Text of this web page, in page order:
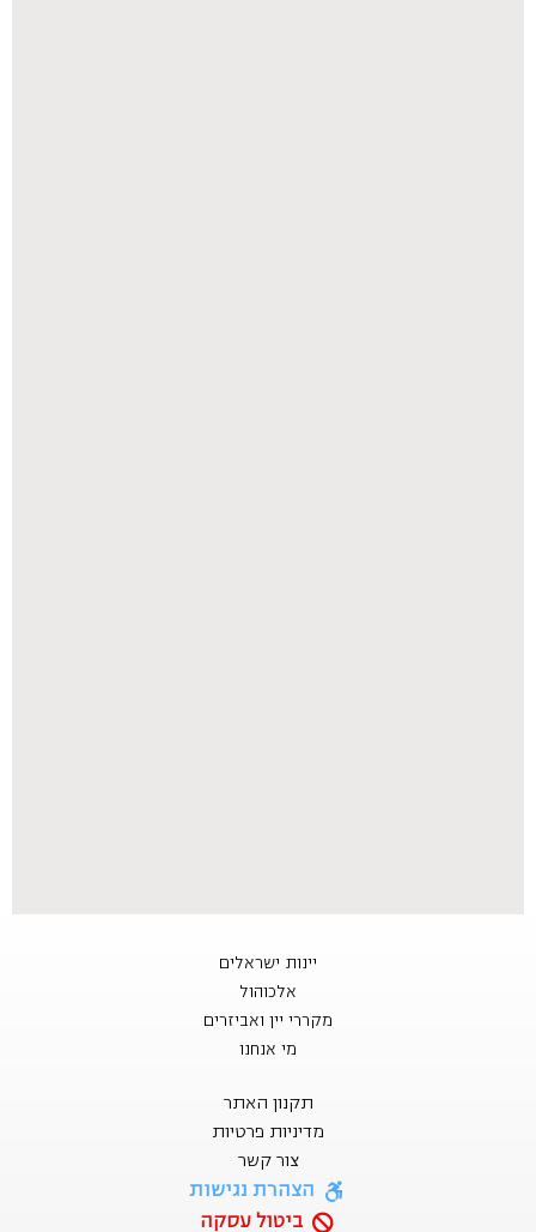
יינות ישראלים
אלכוהול
מקררי יין ואביזרים
מי אנחנו
תקנון האתר
מדיניות פרטיות
צור קשר
הצהרת נגישות
ביטול עסקה